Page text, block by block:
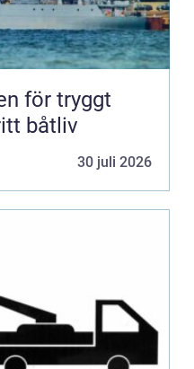
båtliv
30 juli 2026